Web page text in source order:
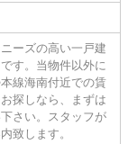
ーズの高い一戸建
す。当物件以外に
線海南付近での賃
探しなら、まずは
さい。スタッフが
致します。